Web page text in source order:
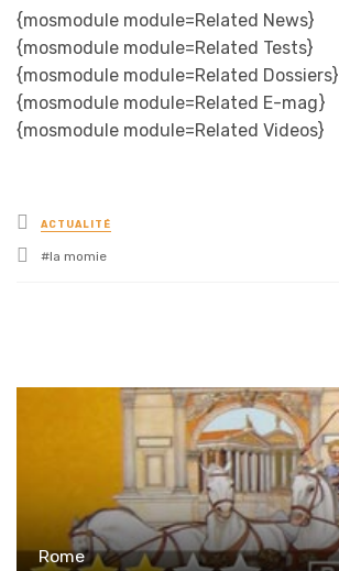
{mosmodule module=Related News}
{mosmodule module=Related Tests}
{mosmodule module=Related Dossiers}
{mosmodule module=Related E-mag}
{mosmodule module=Related Videos}
Posted
in
ACTUALITÉ
Tagged
la momie
Rome